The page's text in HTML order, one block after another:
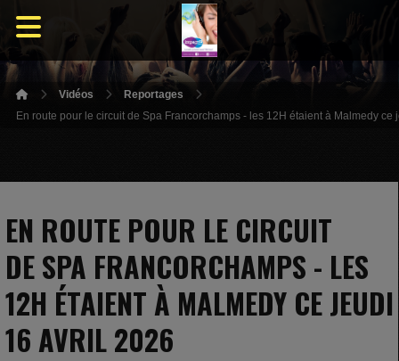
Vidéos
Reportages
En route pour le circuit de Spa Francorchamps - les 12H étaient à Malmedy ce
EN ROUTE POUR LE CIRCUIT
DE SPA FRANCORCHAMPS - LES
12H ÉTAIENT À MALMEDY CE JEUDI
16 AVRIL 2026